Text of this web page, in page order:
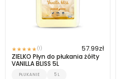
★★★★★(1) 57.99zł
ZIELKO Płyn do płukania żółty
VANILLA BLISS 5L
PŁUKANIE 5 L